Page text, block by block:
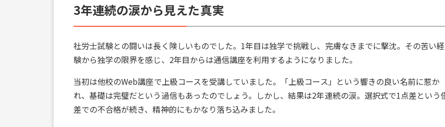
3年連続の涙から見えた真実
社労士試験との闘いは長く険しいものでした。1年目は独学で挑戦し、完膚なきまでに撃沈。その苦い経
験から独学の限界を感じ、2年目からは通信講座を利用するようになりました。
当初は他校のWeb講座で上級コースを受講していました。「上級コース」という響きの良い名前に惹か
れ、基礎は完璧だという過信もあったのでしょう。しかし、結果は2年連続の涙。選択式で1点差という
差での不合格が続き、精神的にもかなり落ち込みました。